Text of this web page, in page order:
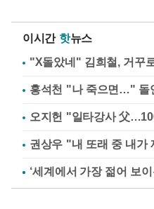
이시간 핫뉴스
"X돌았네" 김희철, 거꾸
홍석천 "나 죽으면…" 돌
오지헌 "일타강사 父
권상우 "내 또래 중 내